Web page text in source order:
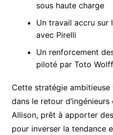
sous haute charge
Un travail accru sur
avec Pirelli
Un renforcement
piloté par Toto Wolff
Cette stratégie ambitieuse
dans le retour
Allison, prêt à apporter
pour inverser la tendance